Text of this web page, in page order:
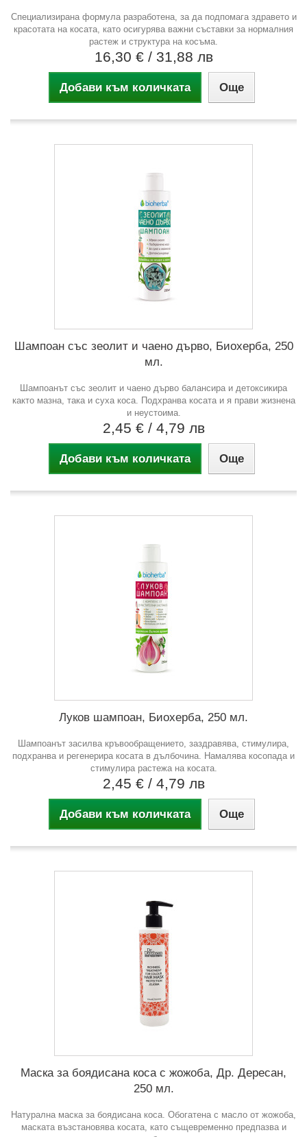
Специализирана формула разработена, за да подпомага здравето и
красотата на косата, като осигурява важни съставки за нормалния
растеж и структура на косъма.
16,30 € / 31,88 лв
Добави към количката Още
Шампоан със зеолит и чаено дърво, Биохерба, 250
мл.
Шампоанът със зеолит и чаено дърво балансира и детоксикира
както мазна, така и суха коса. Подхранва косата и я прави жизнена
и неустоима.
2,45 € / 4,79 лв
Добави към количката Още
Луков шампоан, Биохерба, 250 мл.
Шампоанът засилва кръвообращението, заздравява, стимулира,
подхранва и регенерира косата в дълбочина. Намалява косопада и
стимулира растежа на косата.
2,45 € / 4,79 лв
Добави към количката Още
Маска за боядисана коса с жожоба, Др. Дересан,
250 мл.
Натурална маска за боядисана коса. Обогатена с масло от жожоба,
маската възстановява косата, като същевременно предпазва и